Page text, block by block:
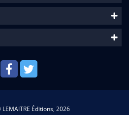
Éditions, 2026